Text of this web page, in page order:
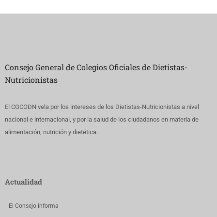
Consejo General de Colegios Oficiales de Dietistas-
Nutricionistas
El CGCODN vela por los intereses de los Dietistas-Nutricionistas a nivel
nacional e internacional, y por la salud de los ciudadanos en materia de
alimentación, nutrición y dietética.
Actualidad
El Consejo informa